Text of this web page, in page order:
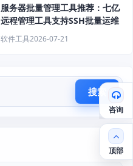
服务器批量管理工具推荐：七亿
远程管理工具支持SSH批量运维
软件工具2026-07-21
搜索
咨询
顶部